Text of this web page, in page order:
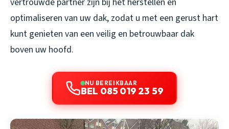
optimaliseren van uw dak, zodat u met een gerust hart
kunt genieten van een veilig en betrouwbaar dak
boven uw hoofd.
NU BEREIKBAAR
BEL 085 019 23 59